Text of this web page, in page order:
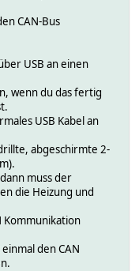
CAN-Bus
USB an einen
wenn du das fertig
USB Kabel an
abgeschirmte 2-
muss der
die Heizung und
Kommunikation
den CAN